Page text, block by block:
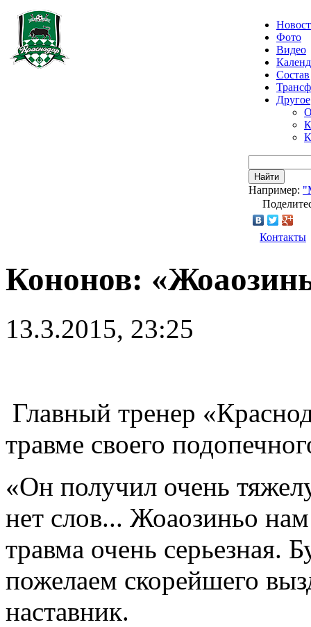
Фото
Видео
Состав
Другое
Найти
Например:
Контакты
Кононов:
13.3.2015, 23:25
Главный тренер
травме своего
«Он получил очень
нет слов... Жоаозиньо
травма очень серьезная.
пожелаем скорейшего
наставник.